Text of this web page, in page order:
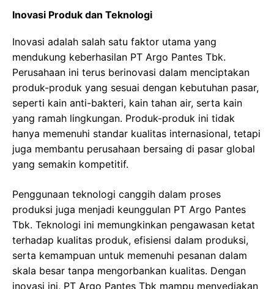
Inovasi Produk dan Teknologi
Inovasi adalah salah satu faktor utama yang
mendukung keberhasilan PT Argo Pantes Tbk.
Perusahaan ini terus berinovasi dalam menciptakan
produk-produk yang sesuai dengan kebutuhan pasar,
seperti kain anti-bakteri, kain tahan air, serta kain
yang ramah lingkungan. Produk-produk ini tidak
hanya memenuhi standar kualitas internasional, tetapi
juga membantu perusahaan bersaing di pasar global
yang semakin kompetitif.
Penggunaan teknologi canggih dalam proses
produksi juga menjadi keunggulan PT Argo Pantes
Tbk. Teknologi ini memungkinkan pengawasan ketat
terhadap kualitas produk, efisiensi dalam produksi,
serta kemampuan untuk memenuhi pesanan dalam
skala besar tanpa mengorbankan kualitas. Dengan
inovasi ini, PT Argo Pantes Tbk mampu menyediakan